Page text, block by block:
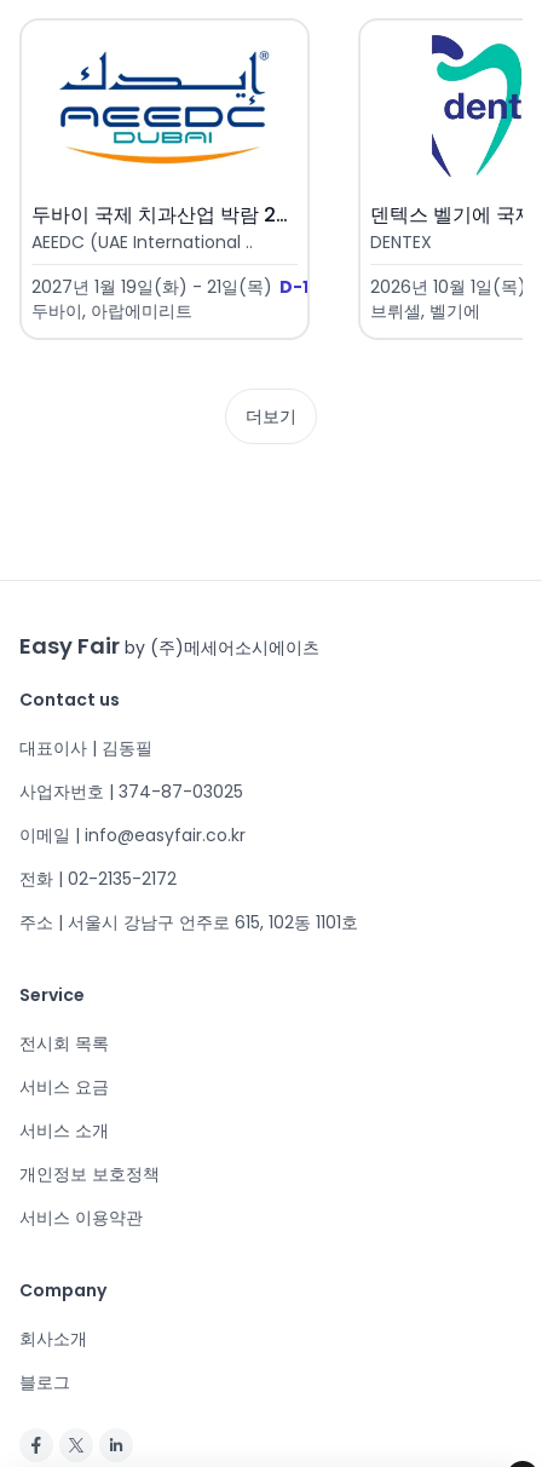
두바이 국제 치과산업 박람 202..
AEEDC (UAE International ..
2027년 1월 19일(화) - 21일(목) D-163
두바이, 아랍에미리트
DENTEX
2026년 10월 1일(목)
브뤼셀, 벨기에
더보기
Easy Fair by (주)메세어소시에이츠
Contact us
대표이사 | 김동필
사업자번호 | 374-87-03025
이메일 | info@easyfair.co.kr
전화 | 02-2135-2172
주소 | 서울시 강남구 언주로 615, 102동 1101호
Service
전시회 목록
서비스 요금
서비스 소개
개인정보 보호정책
서비스 이용약관
Company
회사소개
블로그